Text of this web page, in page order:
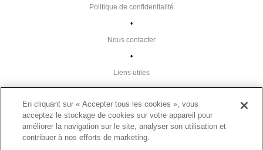
Plan du site
•
Liens utiles
•
Nous contacter
•
Politique de confidentialité
•
Paramètres des cookies
En cliquant sur « Accepter tous les cookies », vous
acceptez le stockage de cookies sur votre appareil pour
améliorer la navigation sur le site, analyser son utilisation et
contribuer à nos efforts de marketing.